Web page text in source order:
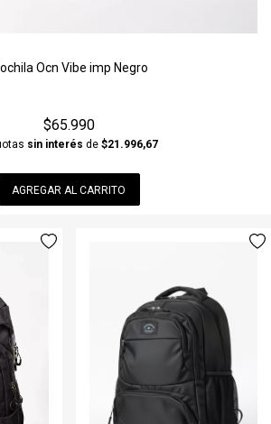
Ocn Vibe imp Negro
$65.990
sin interés de $21.996,67
AGREGAR AL CARRITO